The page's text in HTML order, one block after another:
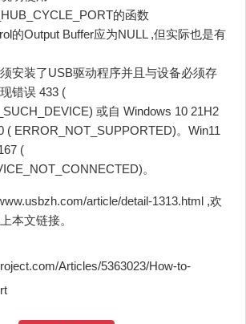
的函数
的Output Buffer应为NULL ,但实际也是有
安装了USB驱动程序并且与设备必须存
错误 433 (
或自 Windows 10 21H2
( ERROR_NOT_SUPPORTED)。Win11
(
。
article/detail-1313.html ,欢
本文链接。
Articles/5363023/How-to-